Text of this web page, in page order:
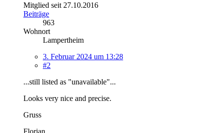
Mitglied seit 27.10.2016
Beiträge
963
Wohnort
Lampertheim
3. Februar 2024 um 13:28
#2
...still listed as "unavailable"...
Looks very nice and precise.
Gruss
Florian